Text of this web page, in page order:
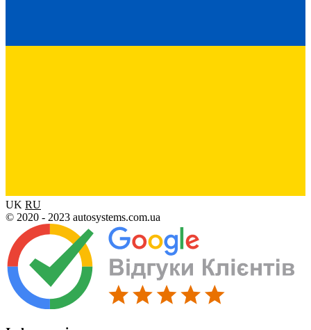
UK RU
© 2020 - 2023 autosystems.com.ua